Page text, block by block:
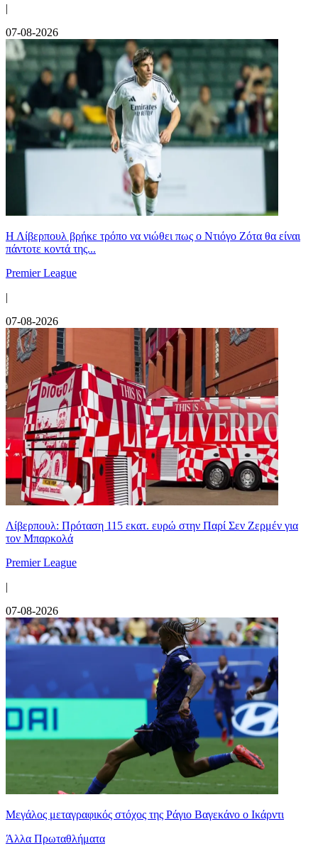
|
07-08-2026
Η Λίβερπουλ βρήκε τρόπο να νιώθει πως ο Ντιόγο Ζότα θα είναι
πάντοτε κοντά της...
Premier League
|
07-08-2026
Λίβερπουλ: Πρόταση 115 εκατ. ευρώ στην Παρί Σεν Ζερμέν για
τον Μπαρκολά
Premier League
|
07-08-2026
Μεγάλος μεταγραφικός στόχος της Ράγιο Βαγεκάνο ο Ικάρντι
Άλλα Πρωταθλήματα